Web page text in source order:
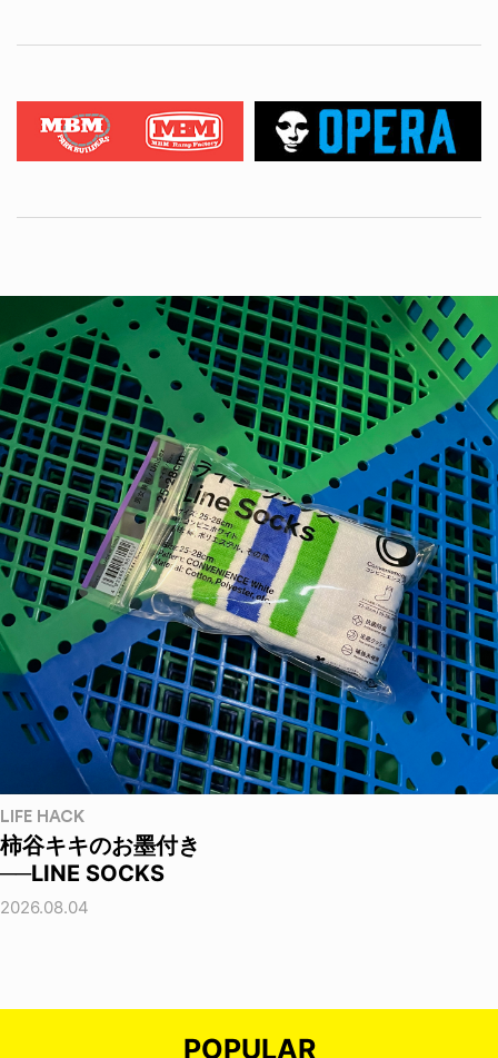
LIFE HACK
柿谷キキのお墨付き
──LINE SOCKS
2026.08.04
POPULAR